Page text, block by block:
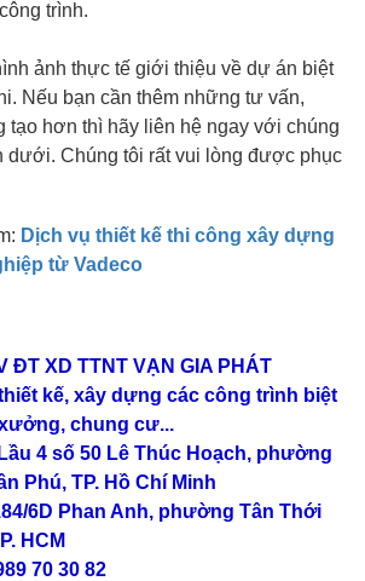
trình.
ảnh thực tế giới thiệu về dự án biệt
Nếu bạn cần thêm những tư vấn,
tạo hơn thì hãy liên hệ ngay với chúng
dưới. Chúng tôi rất vui lòng được phục
Dịch vụ thiết kế thi công xây dựng
từ Vadeco
ĐT XD TTNT VẠN GIA PHÁT
kế, xây dựng các công trình biệt
chung cư...
4 số 50 Lê Thúc Hoạch, phường
Phú, TP. Hồ Chí Minh
6D Phan Anh, phường Tân Thới
HCM
30 82